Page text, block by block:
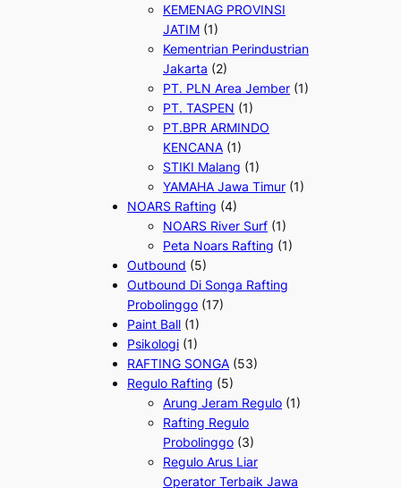
KEMENAG PROVINSI
JATIM (1)
Kementrian Perindustrian
Jakarta (2)
PT. PLN Area Jember (1)
PT. TASPEN (1)
PT.BPR ARMINDO
KENCANA (1)
STIKI Malang (1)
YAMAHA Jawa Timur (1)
NOARS Rafting (4)
NOARS River Surf (1)
Peta Noars Rafting (1)
Outbound (5)
Outbound Di Songa Rafting
Probolinggo (17)
Paint Ball (1)
Psikologi (1)
RAFTING SONGA (53)
Regulo Rafting (5)
Arung Jeram Regulo (1)
Rafting Regulo
Probolinggo (3)
Regulo Arus Liar
Operator Terbaik Jawa